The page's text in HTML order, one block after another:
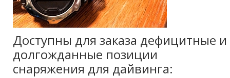
Доступны для заказа дефицитные и
долгожданные позиции
снаряжения для дайвинга: